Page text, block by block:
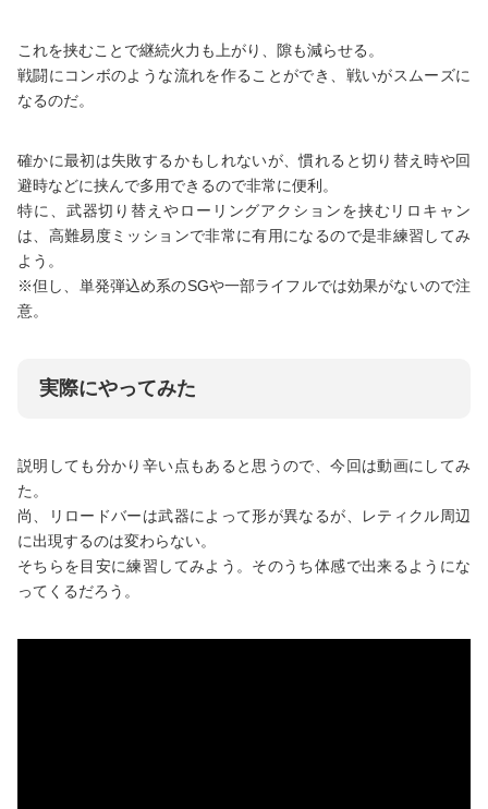
これを挟むことで継続火力も上がり、隙も減らせる。
戦闘にコンボのような流れを作ることができ、戦いがスムーズに
なるのだ。
確かに最初は失敗するかもしれないが、慣れると切り替え時や回
避時などに挟んで多用できるので非常に便利。
特に、武器切り替えやローリングアクションを挟むリロキャン
は、高難易度ミッションで非常に有用になるので是非練習してみ
よう。
※但し、単発弾込め系のSGや一部ライフルでは効果がないので注
意。
実際にやってみた
説明しても分かり辛い点もあると思うので、今回は動画にしてみ
た。
尚、リロードバーは武器によって形が異なるが、レティクル周辺
に出現するのは変わらない。
そちらを目安に練習してみよう。そのうち体感で出来るようにな
ってくるだろう。